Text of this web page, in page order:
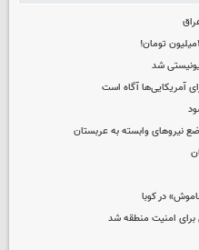
شد
آمریکایی‌ها آگاه است
نیروهای وابسته به عربستان
در کوبا
امنیت منطقه شد